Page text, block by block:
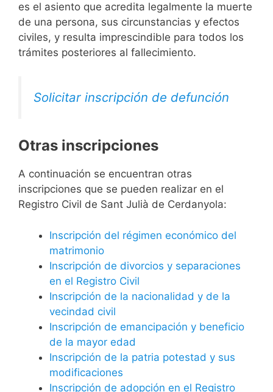
es el asiento que acredita legalmente la muerte
de una persona, sus circunstancias y efectos
civiles, y resulta imprescindible para todos los
trámites posteriores al fallecimiento.
Solicitar inscripción de defunción
Otras inscripciones
A continuación se encuentran otras
inscripciones que se pueden realizar en el
Registro Civil de Sant Julià de Cerdanyola:
Inscripción del régimen económico del
matrimonio
Inscripción de divorcios y separaciones
en el Registro Civil
Inscripción de la nacionalidad y de la
vecindad civil
Inscripción de emancipación y beneficio
de la mayor edad
Inscripción de la patria potestad y sus
modificaciones
Inscripción de adopción en el Registro